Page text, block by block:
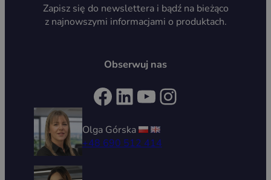
Zapisz się do newslettera i bądź na bieżąco
z najnowszymi informacjami o produktach.
Obserwuj nas
Facebook LinkedIn YouTube Instagram
Olga Górska
+48 690 512 414